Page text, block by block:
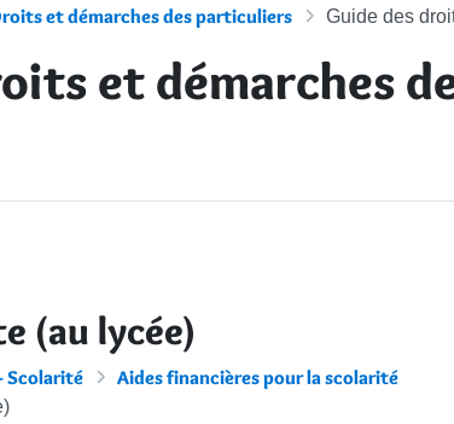
et démarches des particuliers Guide des
et démarches
(au lycée)
Scolarité Aides financières pour la scolarité